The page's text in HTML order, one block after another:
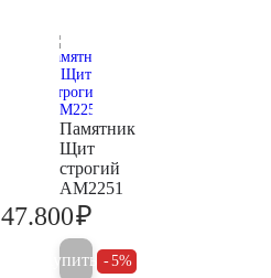
Памятник
Щит
строгий
AM2251
47.800₽
Купить 5%